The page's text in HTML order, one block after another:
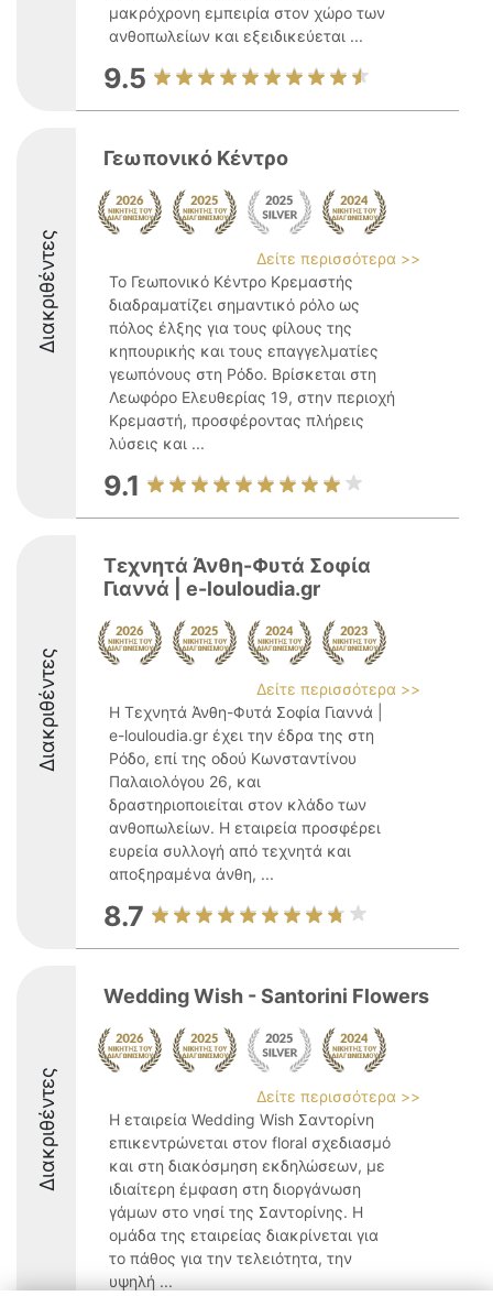
μακρόχρονη εμπειρία στον χώρο των
ανθοπωλείων και εξειδικεύεται ...
9.5
Διακριθέντες
Γεωπονικό Κέντρο
Δείτε περισσότερα >>
Το Γεωπονικό Κέντρο Κρεμαστής
διαδραματίζει σημαντικό ρόλο ως
πόλος έλξης για τους φίλους της
κηπουρικής και τους επαγγελματίες
γεωπόνους στη Ρόδο. Βρίσκεται στη
Λεωφόρο Ελευθερίας 19, στην περιοχή
Κρεμαστή, προσφέροντας πλήρεις
λύσεις και ...
9.1
Διακριθέντες
Τεχνητά Άνθη-Φυτά Σοφία
Γιαννά | e-louloudia.gr
Δείτε περισσότερα >>
Η Τεχνητά Άνθη-Φυτά Σοφία Γιαννά |
e-louloudia.gr έχει την έδρα της στη
Ρόδο, επί της οδού Κωνσταντίνου
Παλαιολόγου 26, και
δραστηριοποιείται στον κλάδο των
ανθοπωλείων. Η εταιρεία προσφέρει
ευρεία συλλογή από τεχνητά και
αποξηραμένα άνθη, ...
8.7
Διακριθέντες
Wedding Wish - Santorini Flowers
Δείτε περισσότερα >>
Η εταιρεία Wedding Wish Σαντορίνη
επικεντρώνεται στον floral σχεδιασμό
και στη διακόσμηση εκδηλώσεων, με
ιδιαίτερη έμφαση στη διοργάνωση
γάμων στο νησί της Σαντορίνης. Η
ομάδα της εταιρείας διακρίνεται για
το πάθος για την τελειότητα, την
υψηλή ...